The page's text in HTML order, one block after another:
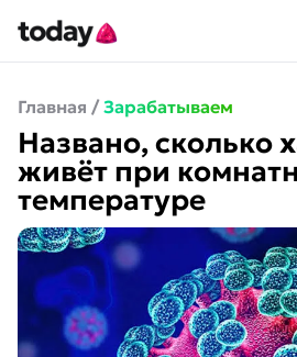
Главная / Зарабатываем
Названо, сколько
живёт при
температуре